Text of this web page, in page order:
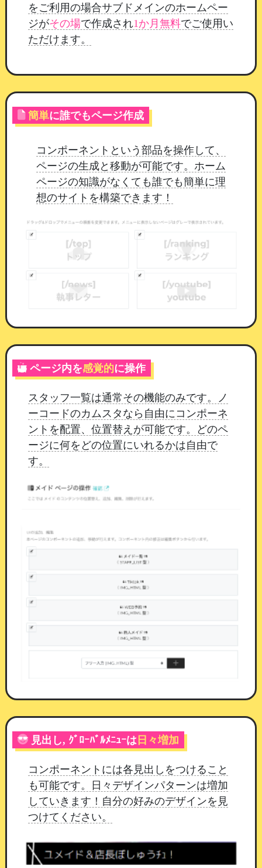
いておきます
6：「公開する」にして保存します
登録したアイテムの一覧。残り本数と交換された件数が
ここで分かります
種別は2つあります
押すだけ：会員が押した時点でポイントが減
り、受け付けたところまでが記録されます。
入力してチャットに送る
ベント参加の希望日時や、伝えておきたいこ
とを書いてもらう使い方に向いています
「入力してチャットに送る」では、入力欄の見出
しと記入例も設定できます。
さい」のように具体的に書いておくのがおすすめ
アイテム設定。種別を選ぶと、必要な入力欄だけが表示
配りすぎを防ぐ設定
交換できる回数：「1人1回だけ」にすると、
一度交換した会員には「受付済みです」と表
示されます
数量制限（先着）
と「品切れです」と表示され、それ以上は交
換できません
をご利用の場合サブドメインのホームペー
ジがその場で作成され1か月無料でご使用い
ただけます。
簡単に誰でもページ作成
コンポーネントという部品を操作して、
ページの生成と移動が可能です。ホーム
ページの知識がなくても誰でも簡単に理
想のサイトを構築できます！
ページ内を感覚的に操作
スタッフ一覧は通常その機能のみです。ノ
ーコードのカムスタなら自由にコンポーネ
ントを配置、位置替えが可能です。どのペ
ージに何をどの位置にいれるかは自由で
す。
見出し, ｸﾞﾛｰﾊﾞﾙﾒﾆｭｰは 日々増加
コンポーネントには各見出しをつけること
も可能です。日々デザインパターンは増加
していきます！自分の好みのデザインを見
つけてください。